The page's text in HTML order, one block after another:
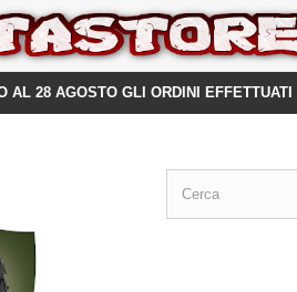
AL 28 AGOSTO GLI ORDINI